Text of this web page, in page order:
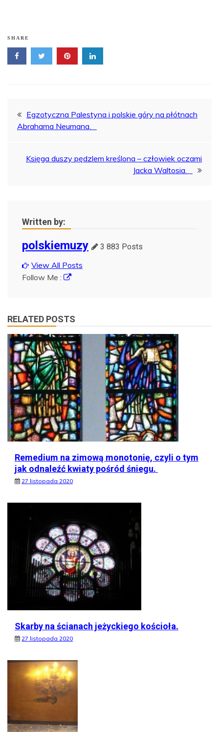
SHARE
Nawigacja
wpisu
Egzotyczna Palestyna i polskie góry na płótnach
Abrahama Neumana.
Księga duszy pędzlem kreślona – człowiek oczami
Jacka Waltosia.
Written by:
polskiemuzy 3 883 Posts
View All Posts
Follow Me :
RELATED POSTS
Remedium na zimową monotonię, czyli o tym
jak odnaleźć kwiaty pośród śniegu.
27 listopada 2020
Skarby na ścianach jeżyckiego kościoła.
27 listopada 2020